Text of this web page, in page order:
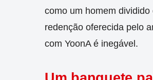
como um homem
redenção oferecida pelo
com YoonA é inegável.